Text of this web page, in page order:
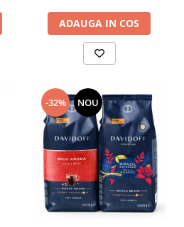
ADAUGA IN COS
-32% NOU